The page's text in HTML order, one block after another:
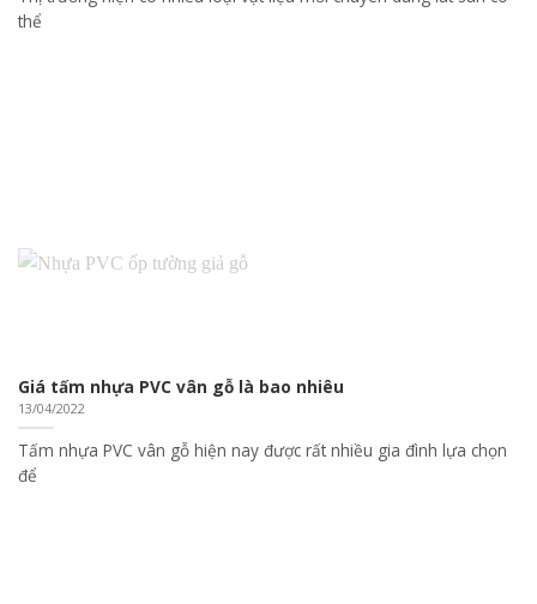
thể
Giá tấm nhựa PVC vân gỗ là bao nhiêu
13/04/2022
Tấm nhựa PVC vân gỗ hiện nay được rất nhiều gia đình lựa chọn
để